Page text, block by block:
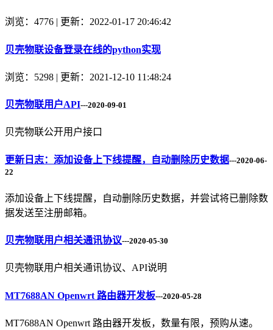
浏览：4776 | 更新：2022-01-17 20:46:42
贝壳物联设备登录在线的python实现
浏览：5298 | 更新：2021-12-10 11:48:24
贝壳物联用户API---2020-09-01
贝壳物联公开用户接口
更新日志：添加设备上下线提醒，自动删除历史数据---2020-06-
22
添加设备上下线提醒，自动删除历史数据，并尝试将已删除数
据发送至注册邮箱。
贝壳物联用户相关通讯协议---2020-05-30
贝壳物联用户相关通讯协议、API说明
MT7688AN Openwrt 路由器开发板---2020-05-28
MT7688AN Openwrt 路由器开发板，数量有限，预购从速。